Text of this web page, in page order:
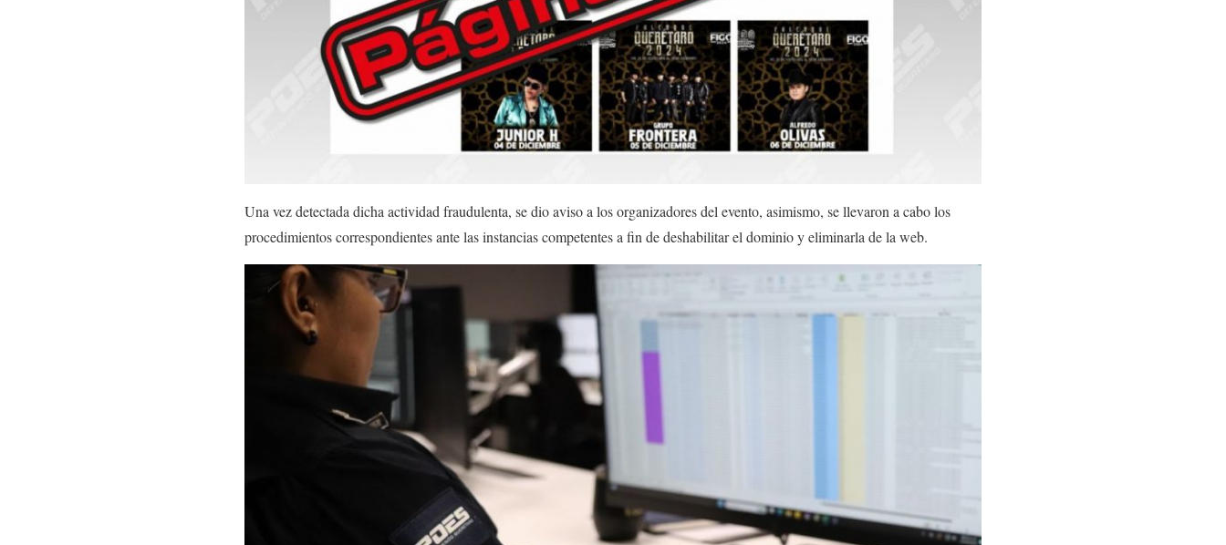
Una vez detectada dicha actividad fraudulenta, se dio aviso a los organizadores del evento, asimismo, se llevaron a cabo los
procedimientos correspondientes ante las instancias competentes a fin de deshabilitar el dominio y eliminarla de la web.